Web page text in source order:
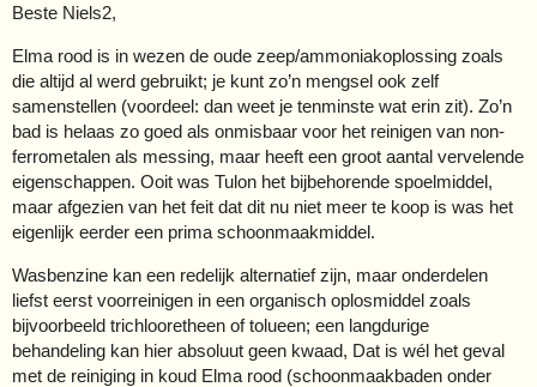
Beste Niels2,
Elma rood is in wezen de oude zeep/ammoniakoplossing zoals
die altijd al werd gebruikt; je kunt zo’n mengsel ook zelf
samenstellen (voordeel: dan weet je tenminste wat erin zit). Zo’n
bad is helaas zo goed als onmisbaar voor het reinigen van non-
ferrometalen als messing, maar heeft een groot aantal vervelende
eigenschappen. Ooit was Tulon het bijbehorende spoelmiddel,
maar afgezien van het feit dat dit nu niet meer te koop is was het
eigenlijk eerder een prima schoonmaakmiddel.
Wasbenzine kan een redelijk alternatief zijn, maar onderdelen
liefst eerst voorreinigen in een organisch oplosmiddel zoals
bijvoorbeeld trichlooretheen of tolueen; een langdurige
behandeling kan hier absoluut geen kwaad, Dat is wél het geval
met de reiniging in koud Elma rood (schoonmaakbaden onder